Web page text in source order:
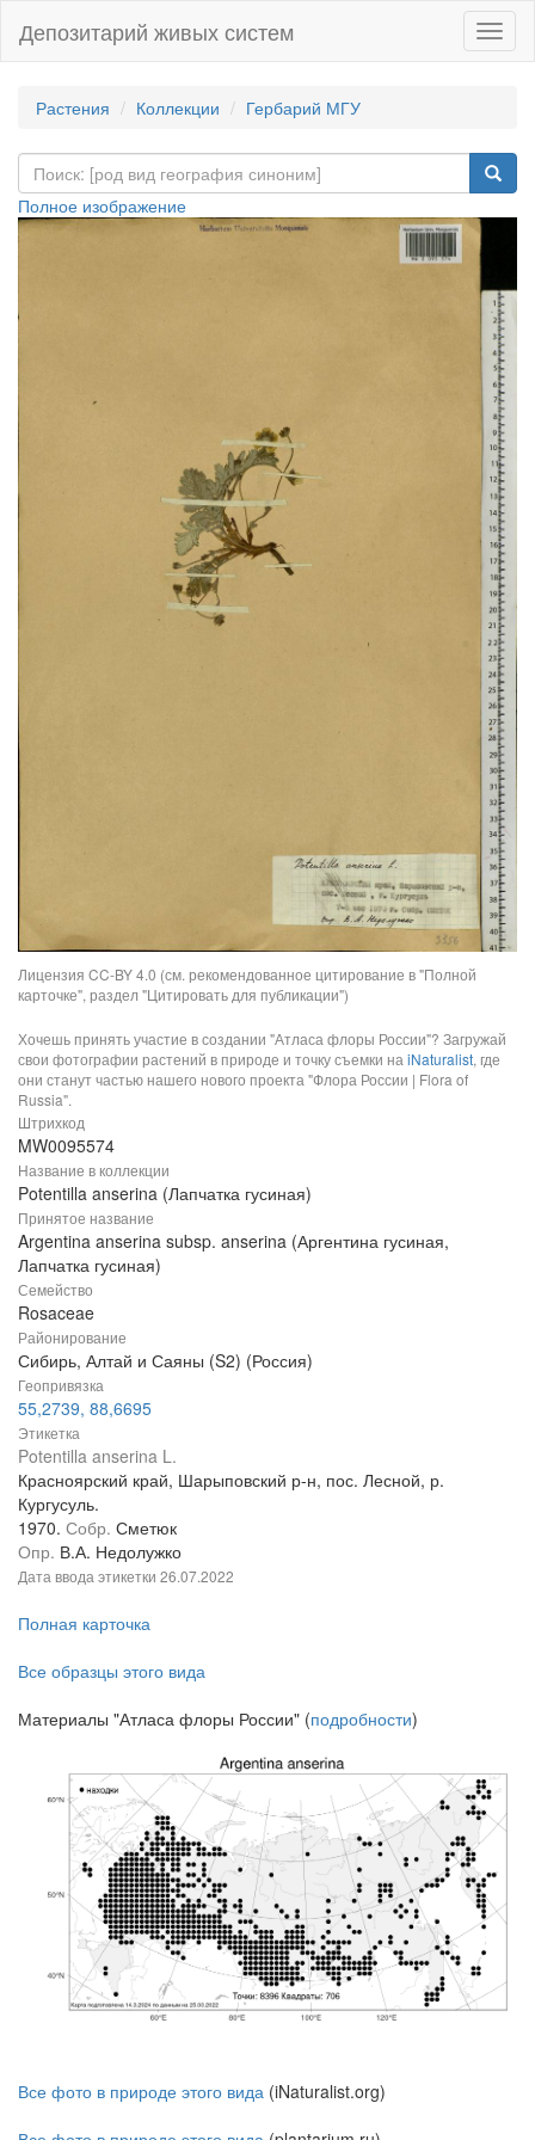
Депозитарий живых систем
Растения Коллекции Гербарий МГУ
Полное изображение
Лицензия CC-BY 4.0 (см. рекомендованное цитирование в "Полной
карточке", раздел "Цитировать для публикации")
Хочешь принять участие в создании "Атласа флоры России"? Загружай
свои фотографии растений в природе и точку съемки на iNaturalist, где
они станут частью нашего нового проекта "Флора России | Flora of
Russia".
Штрихкод
MW0095574
Название в коллекции
Potentilla anserina (Лапчатка гусиная)
Принятое название
Argentina anserina subsp. anserina (Аргентина гусиная,
Лапчатка гусиная)
Семейство
Rosaceae
Районирование
Сибирь, Алтай и Саяны (S2) (Россия)
Геопривязка
55,2739, 88,6695
Этикетка
Potentilla anserina L.
Красноярский край, Шарыповский р-н, пос. Лесной, р.
Кургусуль.
1970. Собр. Сметюк
Опр. В.А. Недолужко
Дата ввода этикетки 26.07.2022
Полная карточка
Все образцы этого вида
Материалы "Атласа флоры России" (подробности)
Все фото в природе этого вида (iNaturalist.org)